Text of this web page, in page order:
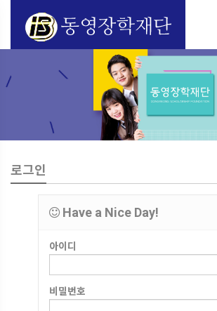
로그인
Have a Nice Day!
아이디
비밀번호